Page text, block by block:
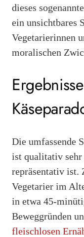
dieses
ein unsichtbares
Vegetarierinnen
moralischen
Die umfassende
ist qualitativ
repräsentativ ist.
Vegetarier im
in etwa 45-
Beweggründen
fleischlosen